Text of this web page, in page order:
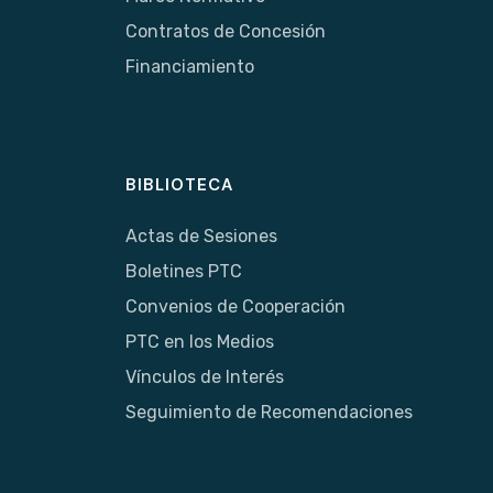
Contratos de Concesión
Financiamiento
BIBLIOTECA
Actas de Sesiones
Boletines PTC
Convenios de Cooperación
PTC en los Medios
Vínculos de Interés
Seguimiento de Recomendaciones